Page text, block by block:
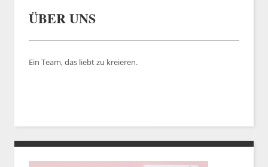
ÜBER UNS
Ein Team, das liebt zu kreieren.